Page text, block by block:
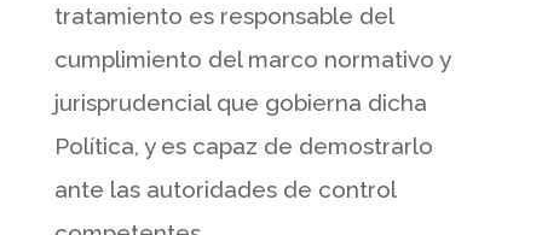
tratamiento es responsable del
cumplimiento del marco normativo y
jurisprudencial que gobierna dicha
Política, y es capaz de demostrarlo
ante las autoridades de control